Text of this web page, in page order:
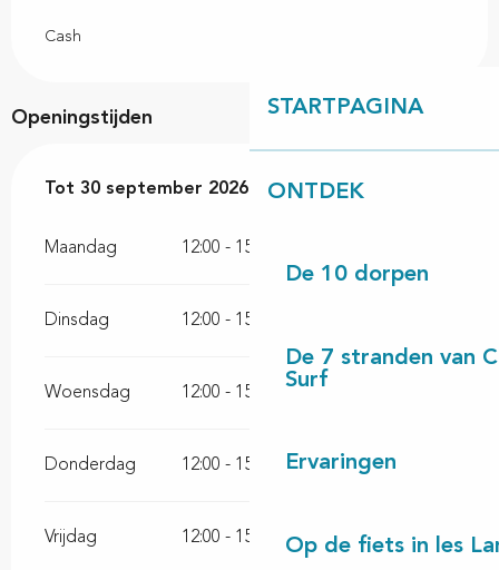
STARTPAGINA
ONTDEK
De 10 dorpen
De 7 stranden van
Surf
Ervaringen
Op de fiets in les
Cash
Openingstijden
Vanaf15 april 2026tot30 september 2026
Tot 30 september 2026
Maandag 12:00 - 15:00
Dinsdag 12:00 - 15:00
Woensdag 12:00 - 15:00
Donderdag 12:00 - 15:00 18:00 - 23:00
Vrijdag 12:00 - 15:00 18:00 - 23:00